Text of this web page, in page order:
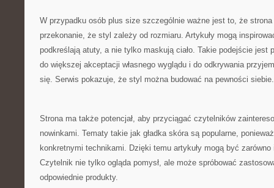
W przypadku osób plus size szczególnie ważne jest to, że strona
przekonanie, że styl zależy od rozmiaru. Artykuły mogą
podkreślają atuty, a nie tylko maskują ciało. Takie podejście jest
do większej akceptacji własnego wyglądu i do odkrywania
się. Serwis pokazuje, że styl można budować na pewności siebie.
Strona ma także potencjał, aby przyciągać czytelników
nowinkami. Tematy takie jak gładka skóra są popularne,
konkretnymi technikami. Dzięki temu artykuły mogą być
Czytelnik nie tylko ogląda pomysł, ale może spróbować
odpowiednie produkty.